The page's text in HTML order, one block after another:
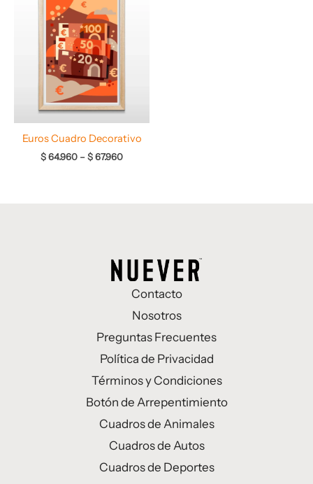
Euros Cuadro Decorativo
$64.960 –$67.960
Contacto
Nosotros
Preguntas Frecuentes
Política de Privacidad
Términos y Condiciones
Botón de Arrepentimiento
Cuadros de Animales
Cuadros de Autos
Cuadros de Deportes